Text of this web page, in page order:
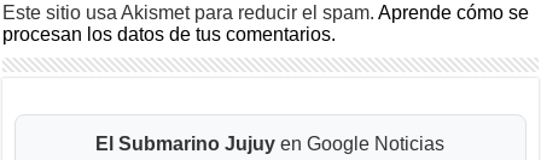
Este sitio usa Akismet para reducir el spam.Aprende cómo se
procesan los datos de tus comentarios.
El Submarino Jujuy en Google Noticias